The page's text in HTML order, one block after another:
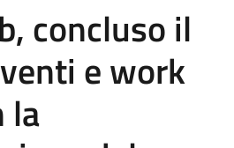
concluso il
e work
la